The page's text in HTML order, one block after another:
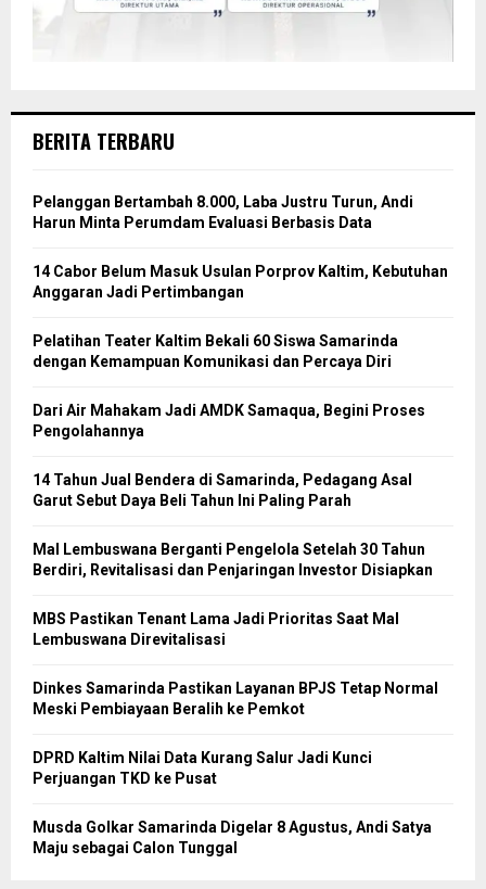
BERITA TERBARU
Pelanggan Bertambah 8.000, Laba Justru Turun, Andi
Harun Minta Perumdam Evaluasi Berbasis Data
14 Cabor Belum Masuk Usulan Porprov Kaltim, Kebutuhan
Anggaran Jadi Pertimbangan
Pelatihan Teater Kaltim Bekali 60 Siswa Samarinda
dengan Kemampuan Komunikasi dan Percaya Diri
Dari Air Mahakam Jadi AMDK Samaqua, Begini Proses
Pengolahannya
14 Tahun Jual Bendera di Samarinda, Pedagang Asal
Garut Sebut Daya Beli Tahun Ini Paling Parah
Mal Lembuswana Berganti Pengelola Setelah 30 Tahun
Berdiri, Revitalisasi dan Penjaringan Investor Disiapkan
MBS Pastikan Tenant Lama Jadi Prioritas Saat Mal
Lembuswana Direvitalisasi
Dinkes Samarinda Pastikan Layanan BPJS Tetap Normal
Meski Pembiayaan Beralih ke Pemkot
DPRD Kaltim Nilai Data Kurang Salur Jadi Kunci
Perjuangan TKD ke Pusat
Musda Golkar Samarinda Digelar 8 Agustus, Andi Satya
Maju sebagai Calon Tunggal